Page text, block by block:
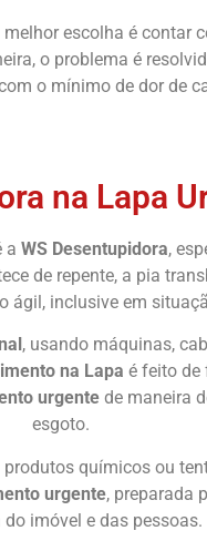
escolha é contar
o problema é
o mínimo de dor de
na Lapa
a WS Desentupidora,
de repente, a pia
ágil, inclusive em
, usando máquinas,
na Lapa é feito de
urgente de maneira
esgoto.
químicos ou
urgente, preparada
do imóvel e das pessoas.